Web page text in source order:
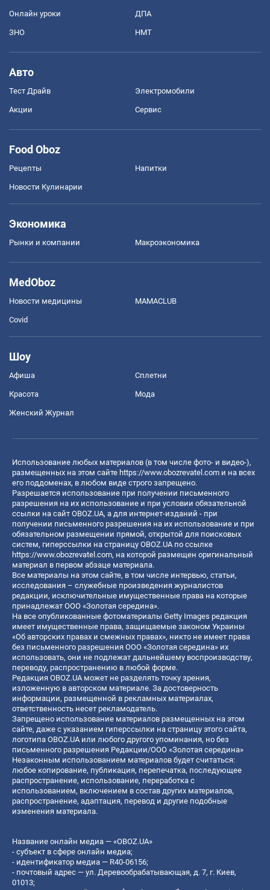
Онлайн уроки ДПА
ЗНО НМТ
Авто
Тест Драйв Электромобили
Акции Сервис
Food Oboz
Рецепты Напитки
Новости Кулинарии
Экономика
Рынки и компании Mакроэкономика
MedOboz
Новости медицины MAMACLUB
Covid
Шоу
Афиша Сплетни
Красота Мода
Женский Журнал
Использование любых материалов (в том числе фото- и видео-),
размещенных на этом сайте https://www.obozrevatel.com и на всех
его поддоменах, в любом виде строго запрещено.
Разрешается использование при получении письменного
разрешения на их использование и при условии обязательной
ссылки на сайт OBOZ.UA, а для интернет-изданий - при
получении письменного разрешения на их использование и при
обязательном размещении прямой, открытой для поисковых
систем, гиперссылки на страницу OBOZ.UA по ссылке
https://www.obozrevatel.com, на которой размещен оригинальный
материал в первом абзаце материала.
Все материалы на этом сайте, в том числе интервью, статьи,
исследования – служебные произведения журналистов
редакции, исключительные имущественные права на которые
принадлежат ООО «Золотая середина».
На все опубликованные фотоматериалы Getty Images редакция
имеет имущественные права, защищаемые законом Украины
«Об авторских правах и смежных правах», никто не имеет права
без письменного разрешения ООО «Золотая середина» их
использовать, они не подлежат дальнейшему воспроизводству,
переводу, распространению в любой форме.
Редакция OBOZ.UA может не разделять точку зрения,
изложенную в авторском материале. За достоверность
информации, размещенной в рекламных материалах,
ответственность несет рекламодатель.
Запрещено использование материалов размещенных на этом
сайте, даже с указанием гиперссылки на страницу этого сайта,
логотипа OBOZ.UA или любого другого упоминания, но без
письменного разрешения Редакции/ООО «Золотая середина»
Незаконным использованием материалов будет считаться:
любое копирование, публикация, перепечатка, последующее
распространение, использование, переработка с
использованием, включением в состав других материалов,
распространение, адаптация, перевод и другие подобные
изменения материала.
Название онлайн медиа — «OBOZ.UA»
- субъект в сфере онлайн медиа;
- идентификатор медиа — R40-06156;
- почтовый адрес — ул. Деревообрабатывающая, д. 7, г. Киев,
01013;